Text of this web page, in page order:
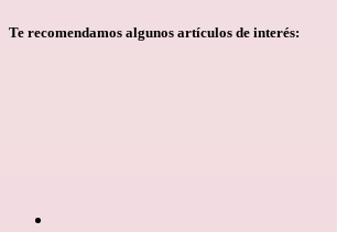
Te recomendamos algunos artículos de interés: